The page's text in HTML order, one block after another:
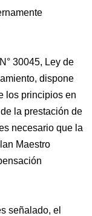
30045, Ley de
dispone
los principios en
la prestación de
necesario que la
Maestro
señalado, el